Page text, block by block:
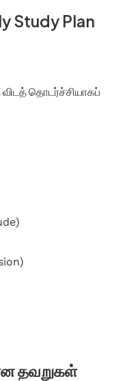
Study Plan
தொடர்ச்சியாகப்
தவறுகள்